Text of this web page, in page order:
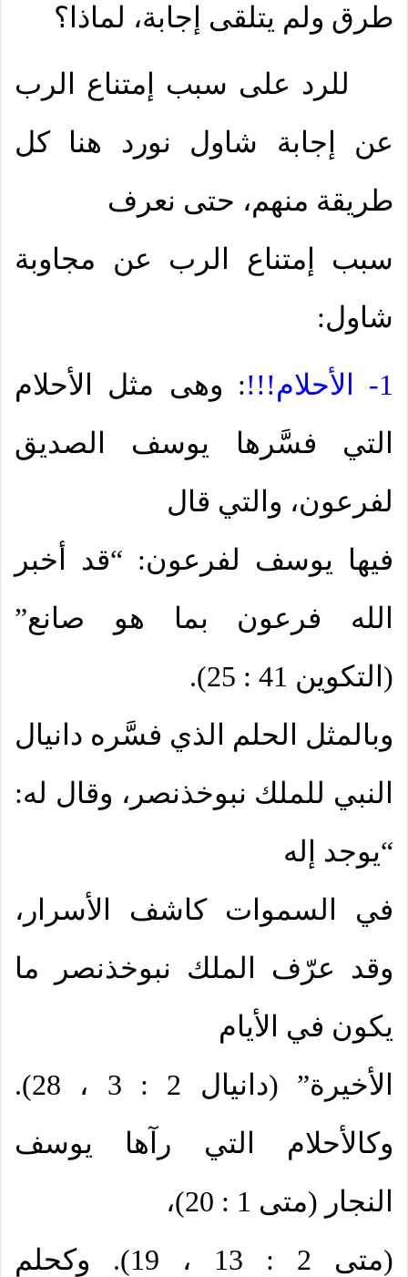
طرق ولم يتلقى إجابة، لماذا؟
للرد على سبب إمتناع الرب
عن إجابة شاول نورد هنا كل
طريقة منهم، حتى نعرف
سبب إمتناع الرب عن مجاوبة
شاول:
1- الأحلام!!!
: وهى مثل الأحلام
التي فسَّرها يوسف الصديق
لفرعون، والتي قال
فيها يوسف لفرعون: “قد أخبر
الله فرعون بما هو صانع”
(التكوين 41 : 25).
وبالمثل الحلم الذي فسَّره دانيال
النبي للملك نبوخذنصر، وقال له:
“يوجد إله
في السموات كاشف الأسرار،
وقد عرّف الملك نبوخذنصر ما
يكون في الأيام
الأخيرة” (دانيال 2 : 3 ، 28).
وكالأحلام التي رآها يوسف
النجار (متى 1 : 20)،
(متى 2 : 13 ، 19). وكحلم